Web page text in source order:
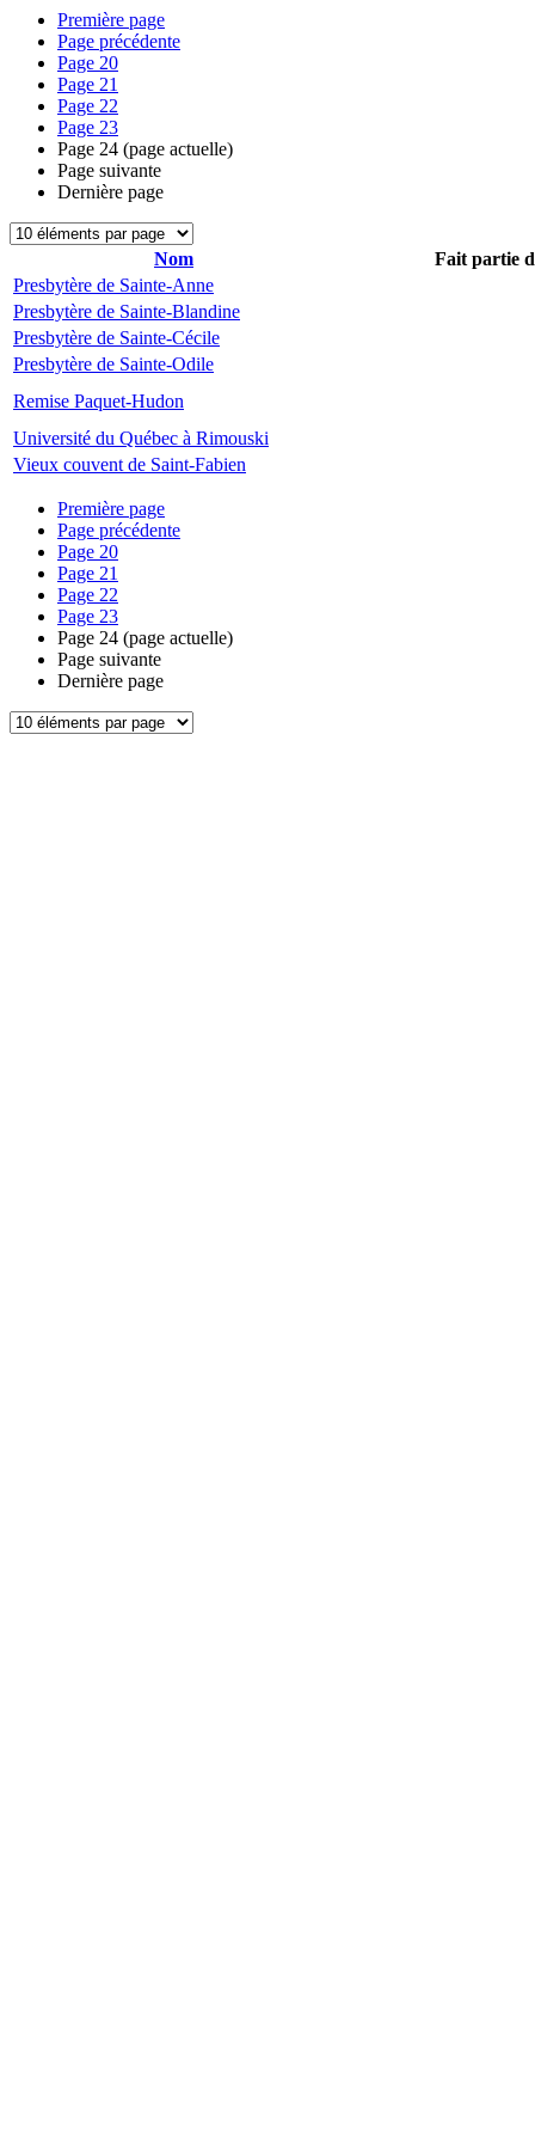
Première page
Page précédente
Page 20
Page 21
Page 22
Page 23
Page 24 (page actuelle)
Page suivante
Dernière page
Nom
Fait partie
Presbytère de Sainte-Anne
Presbytère de Sainte-Blandine
Presbytère de Sainte-Cécile
Presbytère de Sainte-Odile
Remise Paquet-Hudon
Université du Québec à Rimouski
Vieux couvent de Saint-Fabien
Première page
Page précédente
Page 20
Page 21
Page 22
Page 23
Page 24 (page actuelle)
Page suivante
Dernière page